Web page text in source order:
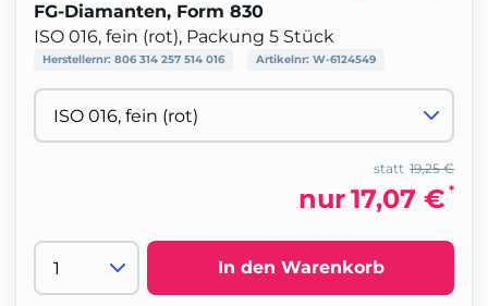
FG-Diamanten, Form 830
ISO 016, fein (rot), Packung 5 Stück
Herstellernr: 806 314 257 514 016 Artikelnr: W-6124549
19,25 €
statt
nur17,07 € *
In den Warenkorb